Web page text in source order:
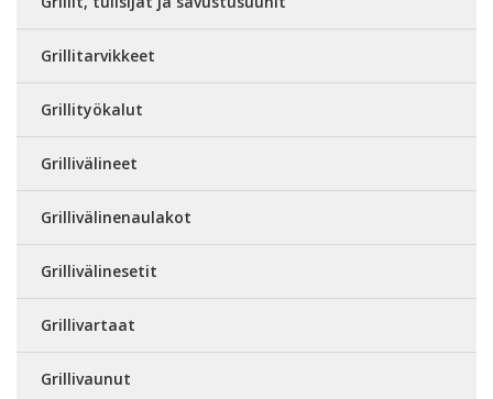
Grillitarvikkeet
Grillityökalut
Grillivälineet
Grillivälinenaulakot
Grillivälinesetit
Grillivartaat
Grillivaunut